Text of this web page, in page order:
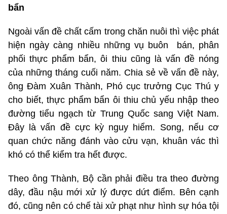
bẩn
Ngoài vấn đề chất cấm trong chăn nuôi thì việc phát
hiện ngày càng nhiều những vụ buôn bán, phân
phối thực phẩm bẩn, ôi thiu cũng là vấn đề nóng
của những tháng cuối năm. Chia sẻ về vấn đề này,
ông Đàm Xuân Thành, Phó cục trưởng Cục Thú y
cho biết, thực phẩm bẩn ôi thiu chủ yếu nhập theo
đường tiểu ngạch từ Trung Quốc sang Việt Nam.
Đây là vấn đề cực kỳ nguy hiểm. Song, nếu cơ
quan chức năng đánh vào cửu vạn, khuân vác thì
khó có thể kiểm tra hết được.
Theo ông Thành, Bộ cần phải điều tra theo đường
dây, đầu nậu mới xử lý được dứt điểm. Bên cạnh
đó, cũng nên có chế tài xử phạt như hình sự hóa tội